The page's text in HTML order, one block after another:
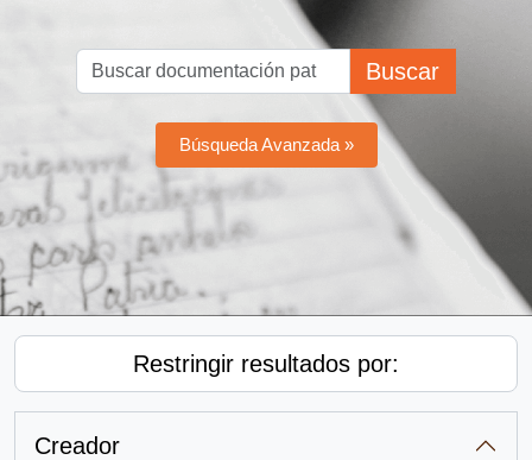
Buscar
Búsqueda Avanzada »
Restringir resultados por:
Creador